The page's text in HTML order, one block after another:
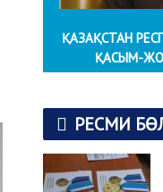
ҚАЗАҚСТАН
ҚАСЫМ-
РЕСМИ